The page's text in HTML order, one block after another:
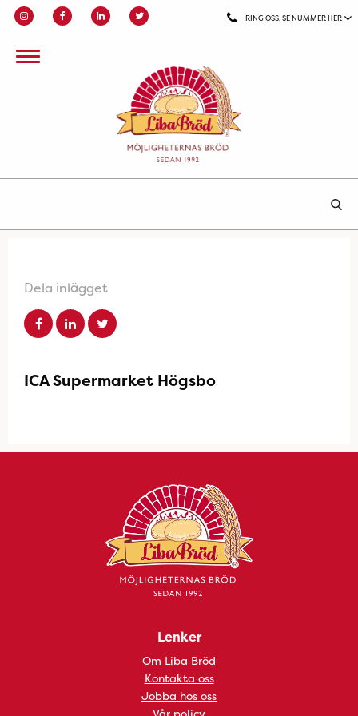
RING OSS, SE NUMMER HER
Dela inlägget
ICA Supermarket Högsbo
Lenker
Om Liba Bröd
Kontakta oss
Jobba hos oss